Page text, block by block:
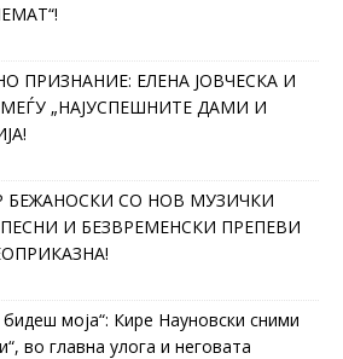
ПРИЗНАНИЕ: ЕЛЕНА ЈОВЧЕСКА И
„НАЈУСПЕШНИТЕ ДАМИ И
БЕЖАНОСКИ СО НОВ МУЗИЧКИ
И БЕЗВРЕМЕНСКИ ПРЕПЕВИ
моја“: Кире Науновски сними
во главна улога и неговата